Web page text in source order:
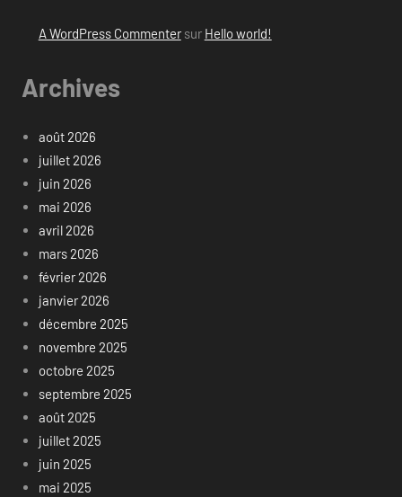
A WordPress Commentersur Hello world!
Archives
août 2026
juillet 2026
juin 2026
mai 2026
avril 2026
mars 2026
février 2026
janvier 2026
décembre 2025
novembre 2025
octobre 2025
septembre 2025
août 2025
juillet 2025
juin 2025
mai 2025